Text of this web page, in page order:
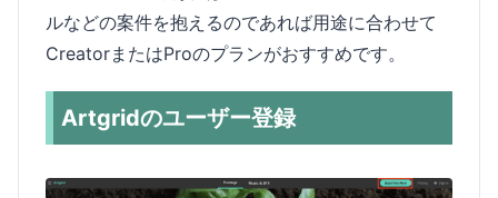
ルなどの案件を抱えるのであれば用途に合わせて
CreatorまたはProのプランがおすすめです。
Artgridのユーザー登録